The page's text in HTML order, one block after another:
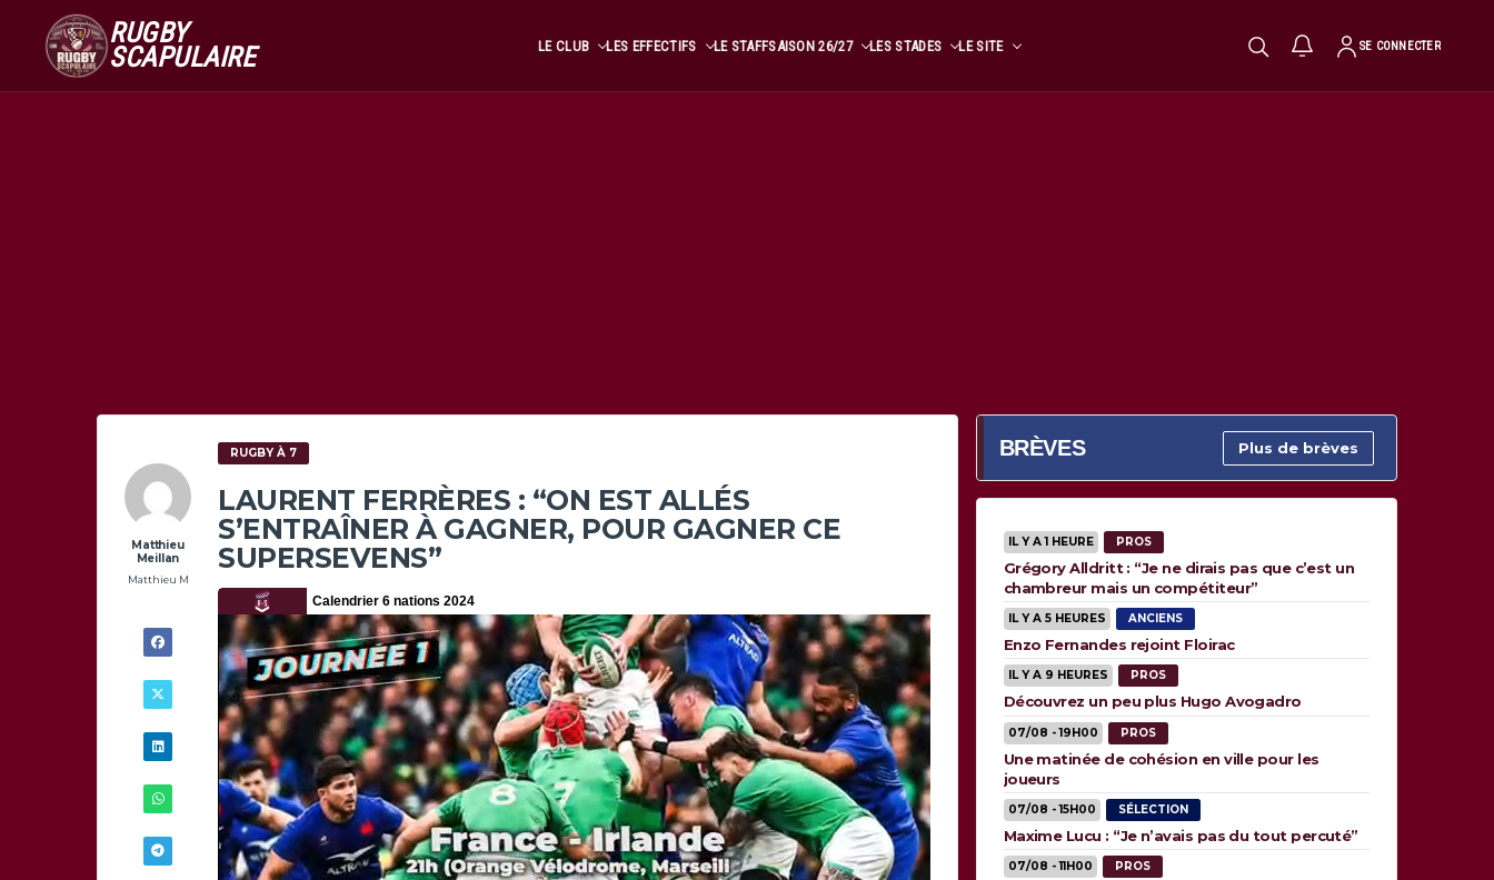
RUGBY
SCAPULAIRE LE CLUB LES EFFECTIFS LE STAFFSAISON 26/27 LES STADES LE SITE SE CONNECTER
Matthieu
Meillan
Matthieu M
RUGBY À 7
LAURENT FERRÈRES : “ON EST ALLÉS
S’ENTRAÎNER À GAGNER, POUR GAGNER CE
SUPERSEVENS”
BRÈVES Plus de brèves
IL Y A 1 HEURE PROS
Grégory Alldritt : “Je ne dirais pas que c’est un
chambreur mais un compétiteur”
IL Y A 5 HEURES ANCIENS
Enzo Fernandes rejoint Floirac
IL Y A 9 HEURES PROS
Découvrez un peu plus Hugo Avogadro
07/08 - 19H00 PROS
Une matinée de cohésion en ville pour les
joueurs
07/08 - 15H00 SÉLECTION
Maxime Lucu : “Je n’avais pas du tout percuté”
07/08 - 11H00 PROS